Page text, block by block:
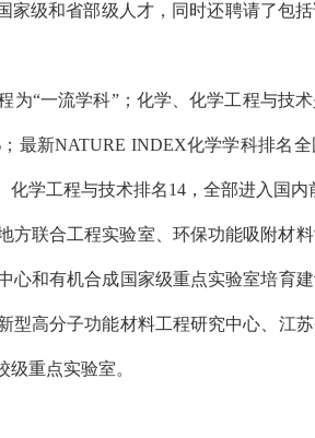
家级和省部级人才，同时还聘请了包
“一流学科”；化学、化学工程与技
新NATURE INDEX化学学科排名全
学工程与技术排名14，全部进入国内
方联合工程实验室、环保功能吸附材
心和有机合成国家级重点实验室培育
型高分子功能材料工程研究中心、江
重点实验室。